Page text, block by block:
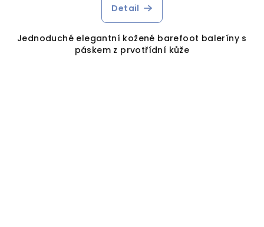
Detail
Jednoduché elegantní kožené barefoot baleríny s
páskem z prvotřídní kůže